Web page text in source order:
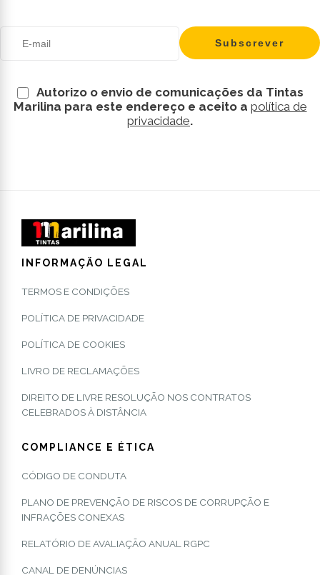
Autorizo o envio de comunicações da Tintas
Marilina para este endereço e aceito a política de
privacidade.
INFORMAÇÃO LEGAL
TERMOS E CONDIÇÕES
POLÍTICA DE PRIVACIDADE
POLÍTICA DE COOKIES
LIVRO DE RECLAMAÇÕES
DIREITO DE LIVRE RESOLUÇÃO NOS CONTRATOS
CELEBRADOS À DISTÂNCIA
COMPLIANCE E ÉTICA
CÓDIGO DE CONDUTA
PLANO DE PREVENÇÃO DE RISCOS DE CORRUPÇÃO E
INFRAÇÕES CONEXAS
RELATÓRIO DE AVALIAÇÃO ANUAL RGPC
CANAL DE DENÚNCIAS